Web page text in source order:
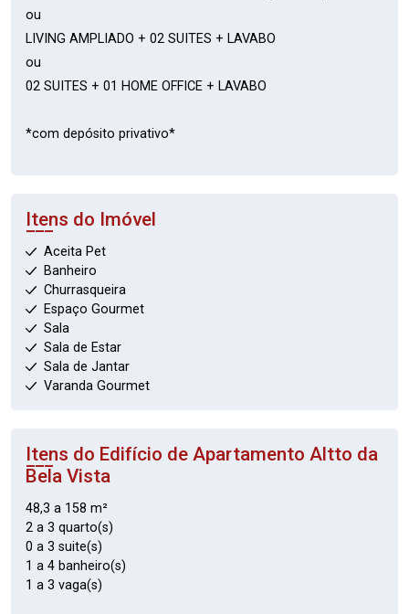
ou
LIVING AMPLIADO + 02 SUITES + LAVABO
ou
02 SUITES + 01 HOME OFFICE + LAVABO
*com depósito privativo*
Itens do Imóvel
Aceita Pet
Banheiro
Churrasqueira
Espaço Gourmet
Sala
Sala de Estar
Sala de Jantar
Varanda Gourmet
Itens do Edifício de Apartamento Altto da
Bela Vista
48,3 a 158 m²
2 a 3 quarto(s)
0 a 3 suite(s)
1 a 4 banheiro(s)
1 a 3 vaga(s)